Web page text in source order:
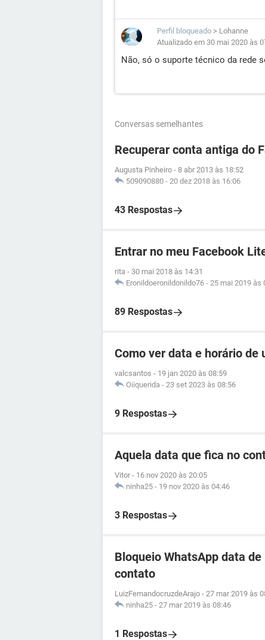
Perfil bloqueado > Lohanne
Atualizado em 30 mai 2020 às
Não, só o suporte técnico da rede
Conversas semelhantes
Recuperar conta antiga do
Augusta Pinheiro - 8 abr 2013 às 18:52
509090880 - 20 dez 2018 às 16:06
43 Respostas
Entrar no meu Facebook
rita - 30 mai 2018 às 14:31
Eronildoeronildonildo76 - 25 mai 2019 às
89 Respostas
Como ver data e horário de
valcsantos - 19 jan 2020 às 08:59
Oiiquerida - 23 set 2023 às 08:56
9 Respostas
Aquela data que fica no
Vitor - 16 nov 2020 às 20:05
ninha25 - 19 nov 2020 às 04:46
3 Respostas
Bloqueio WhatsApp data
contato
LuizFernandocruzdeArajo - 27 mar 2019 às
ninha25 - 27 mar 2019 às 08:46
1 Respostas